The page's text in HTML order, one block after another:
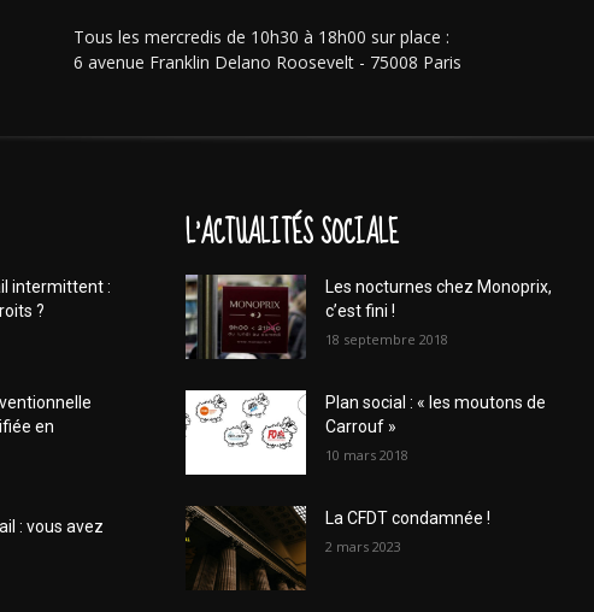
Tous les mercredis de 10h30 à 18h00 sur place :
6 avenue Franklin Delano Roosevelt - 75008 Paris
intermittent :
?
en
: vous avez
L'ACTUALITÉS SOCIALE
Les nocturnes chez Monoprix,
c’est fini !
18 septembre 2018
Plan social : « les moutons de
Carrouf »
10 mars 2018
La CFDT condamnée !
2 mars 2023